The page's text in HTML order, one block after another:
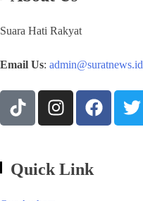
Suara Hati Rakyat
Email Us: admin@suratnews.id
Quick Link